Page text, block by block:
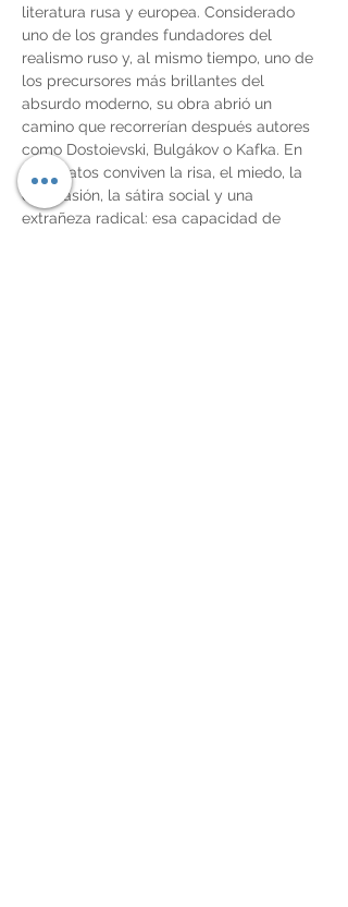
literatura rusa y europea. Considerado
uno de los grandes fundadores del
realismo ruso y, al mismo tiempo, uno de
los precursores más brillantes del
absurdo moderno, su obra abrió un
camino que recorrerían después autores
como Dostoievski, Bulgákov o Kafka. En
sus relatos conviven la risa, el miedo, la
compasión, la sátira social y una
extrañeza radical: esa capacidad de